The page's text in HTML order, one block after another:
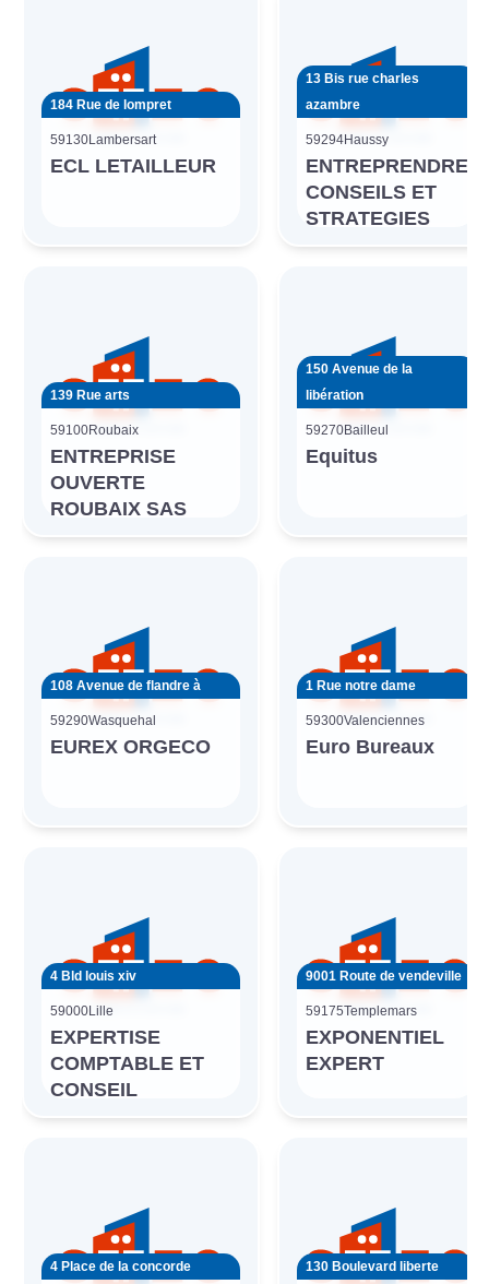
184 Rue de lompret
59130Lambersart
ECL LETAILLEUR
13 Bis rue charles
azambre
59294Haussy
ENTREPRENDRE
CONSEILS ET
STRATEGIES
139 Rue arts
59100Roubaix
ENTREPRISE
OUVERTE
ROUBAIX SAS
150 Avenue de la
libération
59270Bailleul
Equitus
108 Avenue de flandre à
59290Wasquehal
EUREX ORGECO
1 Rue notre dame
59300Valenciennes
Euro Bureaux
4 Bld louis xiv
59000Lille
EXPERTISE
COMPTABLE ET
CONSEIL
9001 Route de vendeville
59175Templemars
EXPONENTIEL
EXPERT
4 Place de la concorde 130 Boulevard liberte